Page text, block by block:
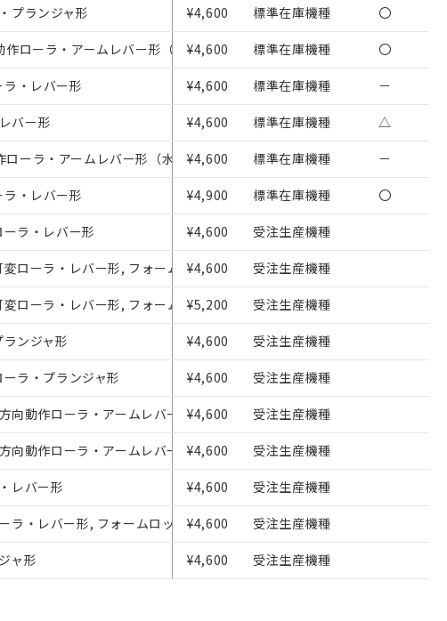
プランジャ形 ¥4,600 標準在庫機種 〇
ローラ・アームレバー形（水平動作）
¥4,600 標準在庫機種 〇
・レバー形 ¥4,600 標準在庫機種 －
バー形 ¥4,600 標準在庫機種 △
ーラ・アームレバー形（水平動作）
¥4,600 標準在庫機種 －
・レバー形 ¥4,900 標準在庫機種 〇
ラ・レバー形 ¥4,600 受注生産機種
ーラ・レバー形, フォームロックタイプ（金属レバー、樹脂ローラ）
¥4,600 受注生産機種
ーラ・レバー形, フォームロックタイプ（金属レバー、ゴムローラ）
¥5,200 受注生産機種
ンジャ形 ¥4,600 受注生産機種
ラ・プランジャ形 ¥4,600 受注生産機種
向動作ローラ・アームレバー形（水平動作）
¥4,600 受注生産機種
向動作ローラ・アームレバー形（垂直動作）
¥4,600 受注生産機種
レバー形 ¥4,600 受注生産機種
・レバー形, フォームロックタイプ（金属レバー、樹脂ローラ）
¥4,600 受注生産機種
ャ形 ¥4,600 受注生産機種
担当のオムロン制御
抜)を提供させていただ
ことをご了承ください。
タに基づき作成されるも
あることをご了承くださ
ムロン制御機器販売店・
ください。
しないようお願いしま
メンバーズにご登録され
および当社の共同利用者
用することをご了承くだ
者の範囲」に記載されて